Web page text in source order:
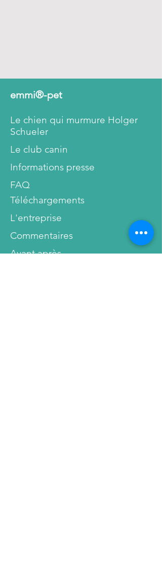
emmi®-pet
Le chien qui murmure Holger
Schueler
Le club canin
Informations presse
FAQ
Téléchargements
L'entreprise
Commentaires
Avant après